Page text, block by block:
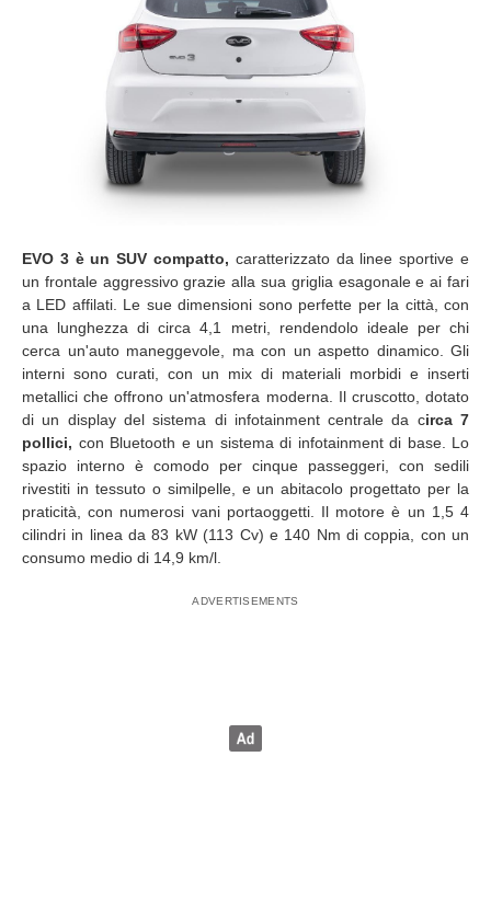
EVO 3 è un SUV compatto, caratterizzato da linee sportive e
un frontale aggressivo grazie alla sua griglia esagonale e ai fari
a LED affilati. Le sue dimensioni sono perfette per la città, con
una lunghezza di circa 4,1 metri, rendendolo ideale per chi
cerca un'auto maneggevole, ma con un aspetto dinamico. Gli
interni sono curati, con un mix di materiali morbidi e inserti
metallici che offrono un'atmosfera moderna. Il cruscotto, dotato
di un display del sistema di infotainment centrale da circa 7
pollici, con Bluetooth e un sistema di infotainment di base. Lo
spazio interno è comodo per cinque passeggeri, con sedili
rivestiti in tessuto o similpelle, e un abitacolo progettato per la
praticità, con numerosi vani portaoggetti. Il motore è un 1,5 4
cilindri in linea da 83 kW (113 Cv) e 140 Nm di coppia, con un
consumo medio di 14,9 km/l.